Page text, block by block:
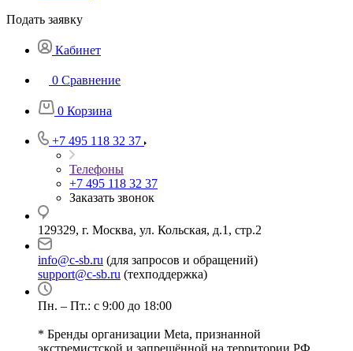
Подать заявку
Кабинет
0 Сравнение
0 Корзина
+7 495 118 32 37
Телефоны
+7 495 118 32 37
Заказать звонок
129329, г. Москва, ул. Кольская, д.1, стр.2
info@c-sb.ru (для запросов и обращений)
support@c-sb.ru (техподдержка)
Пн. – Пт.: с 9:00 до 18:00
* Бренды организации Meta, признанной
экстремистской и запрещённой на территории РФ